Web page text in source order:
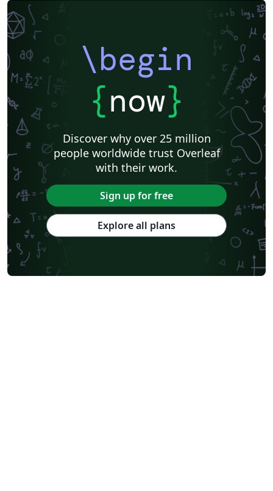
\begin
{now}
Discover why over 25 million
people worldwide trust Overleaf
with their work.
Sign up for free
Explore all plans